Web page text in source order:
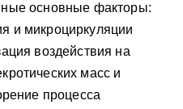
основные факторы:
и микроциркуляции
воздействия на
масс и
процесса